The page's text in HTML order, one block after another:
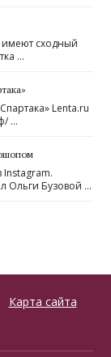
сходный
…
Lenta.ru
…
Instagram.
Ольги Бузовой …
Карта сайта